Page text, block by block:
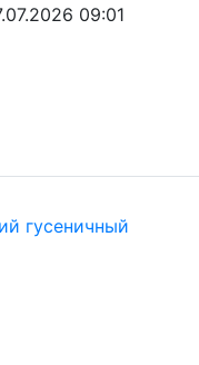
09:01
гусеничный